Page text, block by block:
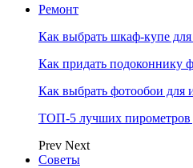
Ремонт
Как выбрать шкаф-купе
Как придать подоконнику
Как выбрать фотообои для
ТОП-5 лучших пирометров
Prev Next
Советы